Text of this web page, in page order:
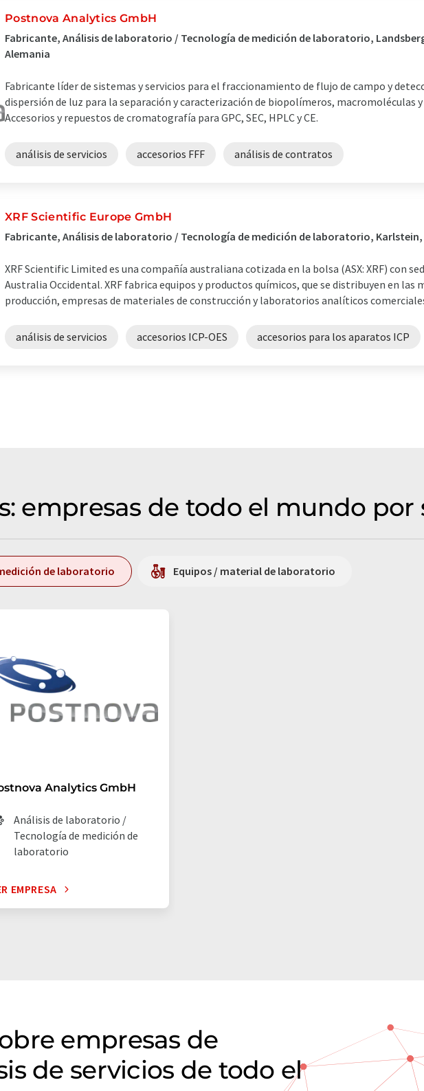
Postnova Analytics GmbH
Fabricante, Análisis de laboratorio / Tecnología de medición de laboratorio,
Alemania
Fabricante líder de sistemas y servicios para el fraccionamiento de flujo de campo y
dispersión de luz para la separación y caracterización de biopolímeros, macromoléculas
Accesorios y repuestos de cromatografía para GPC, SEC, HPLC y CE.
análisis de servicios accesorios FFF análisis de contratos
XRF Scientific Europe GmbH
Fabricante, Análisis de laboratorio / Tecnología de medición de laboratorio, Karlstein,
XRF Scientific Limited es una compañía australiana cotizada en la bolsa (ASX: XRF) con
Australia Occidental. XRF fabrica equipos y productos químicos, que se distribuyen en las
producción, empresas de materiales de construcción y laboratorios analíticos
análisis de servicios accesorios ICP-OES accesorios para los aparatos ICP
empresas de todo el mundo por
de laboratorio Equipos / material de laboratorio
Analytics GmbH
Análisis de laboratorio /
Tecnología de medición de
laboratorio
EMPRESA
empresas de
de servicios de todo el